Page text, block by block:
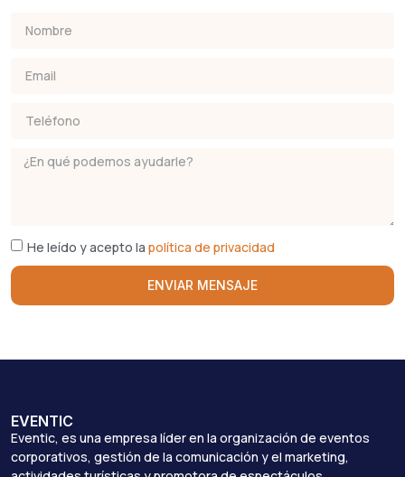
He leído y acepto la política de privacidad
ENVIAR MENSAJE
EVENTIC
Eventic, es una empresa líder en la organización de eventos
corporativos, gestión de la comunicación y el marketing,